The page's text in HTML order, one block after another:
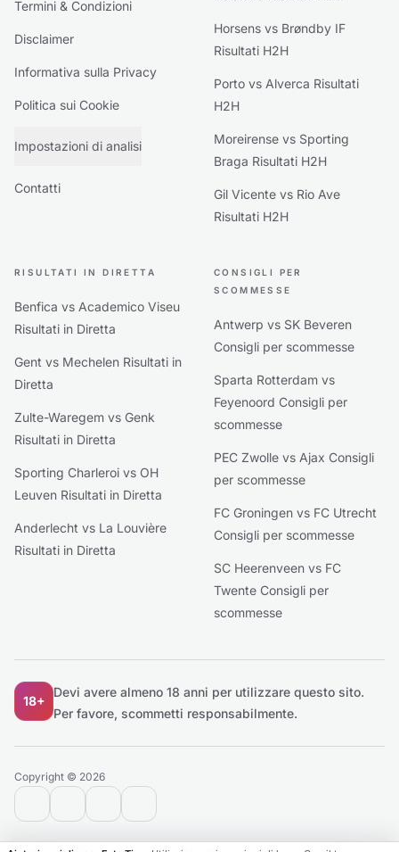
Termini & Condizioni
Disclaimer
Informativa sulla Privacy
Politica sui Cookie
Impostazioni di analisi
Contatti
Horsens vs Brøndby IF
Risultati H2H
Porto vs Alverca Risultati
H2H
Moreirense vs Sporting
Braga Risultati H2H
Gil Vicente vs Rio Ave
Risultati H2H
RISULTATI IN DIRETTA
Benfica vs Academico Viseu
Risultati in Diretta
Gent vs Mechelen Risultati in
Diretta
Zulte-Waregem vs Genk
Risultati in Diretta
Sporting Charleroi vs OH
Leuven Risultati in Diretta
Anderlecht vs La Louvière
Risultati in Diretta
CONSIGLI PER
SCOMMESSE
Antwerp vs SK Beveren
Consigli per scommesse
Sparta Rotterdam vs
Feyenoord Consigli per
scommesse
PEC Zwolle vs Ajax Consigli
per scommesse
FC Groningen vs FC Utrecht
Consigli per scommesse
SC Heerenveen vs FC
Twente Consigli per
scommesse
18+
Devi avere almeno 18 anni per utilizzare questo sito.
Per favore, scommetti responsabilmente.
contact@extratips.com
youtubetwitter reddit
Copyright © 2026